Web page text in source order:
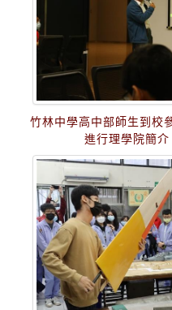
竹林中學高中部師生到校
進行理學院簡介